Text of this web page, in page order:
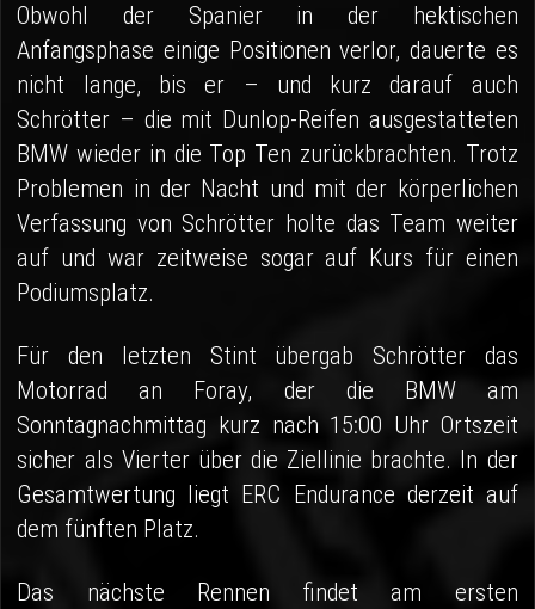
Obwohl der Spanier in der hektischen
Anfangsphase einige Positionen verlor, dauerte es
nicht lange, bis er – und kurz darauf auch
Schrötter – die mit Dunlop-Reifen ausgestatteten
BMW wieder in die Top Ten zurückbrachten. Trotz
Problemen in der Nacht und mit der körperlichen
Verfassung von Schrötter holte das Team weiter
auf und war zeitweise sogar auf Kurs für einen
Podiumsplatz.
Für den letzten Stint übergab Schrötter das
Motorrad an Foray, der die BMW am
Sonntagnachmittag kurz nach 15:00 Uhr Ortszeit
sicher als Vierter über die Ziellinie brachte. In der
Gesamtwertung liegt ERC Endurance derzeit auf
dem fünften Platz.
Das nächste Rennen findet am ersten